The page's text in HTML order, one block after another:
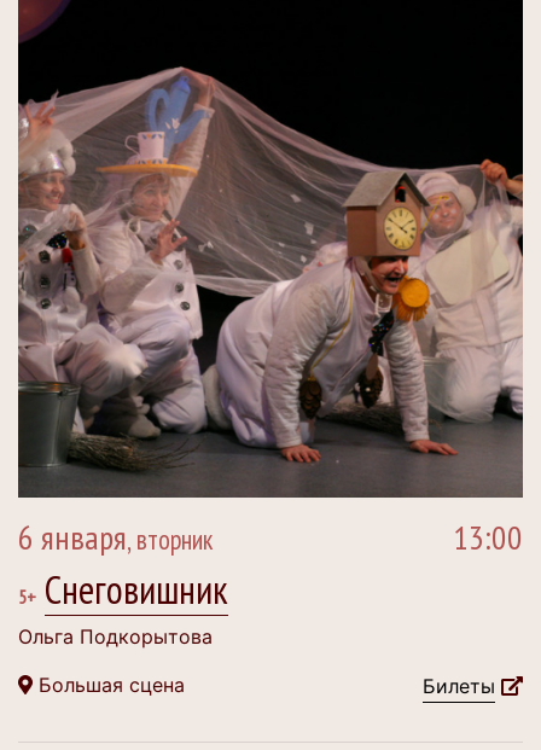
6 января, вторник 13:00
5+ Снеговишник
Ольга Подкорытова
Большая сцена
Билеты